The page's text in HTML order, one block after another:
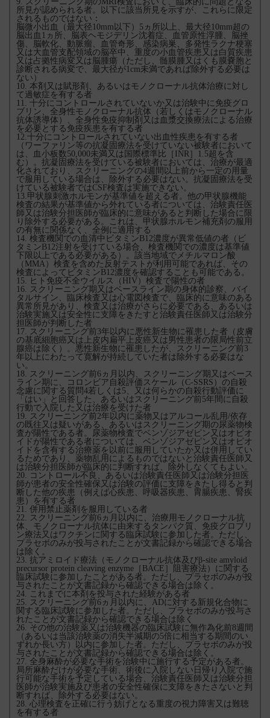
所見が認められる者。以下に該当所見を示すが、これらに限定
されるものではない：
脳微小出血（最大径10mm以下）5ヵ所以上、最大径10mm超の
脳出血1ヵ所、脳表ヘモジデリン沈着症、血管原性浮腫、脳挫
傷、脳軟化、動脈瘤、血管奇形、感染病巣、多発性ラクナ梗塞
又は大血管支配領域の脳卒中、重度の小血管疾患又は白質疾患
又は占拠性病変又は脳腫瘍（ただし、髄膜腫又はくも膜嚢胞と
診断される病変で、最大径が1cm未満であれば除外する必要は
ない）
10. 本剤又は賦形剤、あるいはモノクローナル抗体治療に対し
て過敏症を有する者
11. 十分にコントロールされていないか又は治験中に免疫グロ
ブリン、全身性モノクローナル抗体（若しくはモノクローナル
抗体誘導体）、全身性免疫抑制剤又は血漿交換療法による治療
を必要とする免疫疾患を有する者
12.十分にコントロールされていない出血性疾患を有する者
（ワーファリン等の抗凝固療法を受けていない被験者において
は、血小板数50,000未満又は国際標準比［INR］1.5超を含
む）。抗凝固療法を受けている被験者においては、治療が最適
化されており、スクリーニングの4週間以上前から一定の用量
で服用している場合は、除外する必要はない。抗凝固療法を受
けている被験者ではCSF検査は実施できない。
13.甲状腺刺激ホルモンが基準値を超える者。他の甲状腺機能
検査の結果が基準値から外れている者については、治験責任医
師又は治験分担医師が臨床的に意味があると判断した場合に限
り除外する必要がある。これは、甲状腺ホルモン補充剤の服用
の有無に関係なく、全例に適用する
14. 検査機関での血清中ビタミンB12濃度が異常低値の者（ビ
タミンB12注射を受けている場合、検査機関での濃度は基準値
下限以上である必要がある）。該当地域でメチルマロン酸
（MMA）検査を含めた反射テストが利用可能であれば、その
検査によってビタミンB12濃度を確認することも可能である。
15. ヒト免疫不全ウイルス（HIV）検査で陽性の者
16. スクリーニング期又はベースライン期の身体的診察、バイ
タルサイン、臨床検査又は心電図検査で、臨床的に意味のある
異常所見があり、検査又は治療がさらに必要である、あるいは
治験実施又は安全性に支障をきたすと治験責任医師又は治験分
担医師が判断した者
17. スクリーニング前3年以内に悪性新生物に罹患した者（皮膚
の基底細胞癌又は上皮内扁平上皮癌又は男性患者の限局性前立
腺癌は除く）。悪性新生物に罹患したが、スクリーニング前3
年以上にわたって寛解が持続していた者は除外する必要はな
い。
18. スクリーニング前6ヵ月以内、スクリーニング期又はベース
ライン期に、コロンビア自殺評価スケール（C-SSRS）の自殺
念慮に関する質問4若しくは5、又は何らかの自殺行動評価に
「はい」と回答した、あるいはスクリーニング前5年間に自殺
行動で入院した又は治療を受けた者
19. スクリーニング前2年以内に薬物又はアルコール乱用/依存
の既往又は疑いがある、あるいはスクリーニング期の尿薬物検
査が陽性である者。尿薬物検査でベンゾジアゼピン又はオピオ
イドが陽性である者については、ベンゾジアゼピン又はオピオ
イドを含有する治療薬を以前に服用していたか又は併用してい
るためであり、薬物乱用によるものではないと治験責任医師又
は治験分担医師が臨床的に判断すれば、除外しなくてもよい。
20. コントロール不良、あるいは治験責任医師又は治験分担医
師が患者の安全性確保又は治験の評価に支障をきたし得ると判
断した他の疾患（例えば心疾患、呼吸器疾患、胃腸疾患、腎疾
患）を有する者
21. 併用禁止薬剤を服用している者
22. スクリーニング前6ヵ月以内に、治療用モノクローナル抗
体、モノクローナル抗体に由来するタンパク質、免疫グロブリ
ン療法又はワクチンに関する臨床試験に参加した者。ただし、
プラセボのみが投与されたことが文書記録から確認できる場合
は除く。
23. 抗アミロイド療法（モノクローナル抗体及びβ-site amyloid
precursor protein cleaving enzyme［BACE］阻害療法）に関する
臨床試験に参加したことがある者。ただし、プラセボのみが投
与されたことが文書記録から確認できる場合は除く。
24. これまでに本剤を投与された経験がある者
25. スクリーニング前6ヵ月以内に、ADに対する新規化合物に
関する臨床試験に参加した者。ただし、プラセボのみが投与さ
れたことが文書記録から確認できる場合は除く
26. その他の治験薬又は治験機器の臨床試験に無作為化前8週間
（あるいは当該治験薬の消失半減期の5倍に相当する期間のい
ずれか長い方）以内に参加した者。ただし、プラセボのみが投
与されたことが文書記録から確認できる場合は除く。
27. 全身麻酔が必要な手術を治験中に施行する予定がある者。
局所麻酔だけが必要な手術、術後に入院しない日帰り入院で施
行可能な手術を予定している場合、治験責任医師又は治験分担
医師が治験実施及び患者の安全性確保に支障をきたさないと判
断すれば、除外する必要はない。
28. 心理検査を正確に行う妨げとなる重度の視力障害又は難聴
を有する者